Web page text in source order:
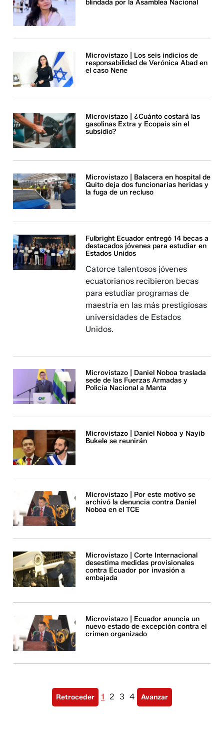
blindada por la Asamblea Nacional
Microvistazo | Los seis indicios de
responsabilidad de Verónica Abad en
el caso Nene
Microvistazo | ¿Cuánto costará las
gasolinas Extra y Ecopaís sin el
subsidio?
Microvistazo | Balacera en hospital de
Quito deja dos funcionarias heridas y
la fuga de un recluso
Fulbright Ecuador entregó 14 becas a
destacados jóvenes para estudiar en
Estados Unidos
Catorce talentosos jóvenes
ecuatorianos recibieron becas
para estudiar programas de
maestría en las más prestigiosas
universidades de Estados
Unidos.
Microvistazo | Daniel Noboa traslada
sede de las Fuerzas Armadas y
Policía Nacional a Manta
Microvistazo | Daniel Noboa y Nayib
Bukele se reunirán
Microvistazo | Por este motivo se
archivó la denuncia contra Daniel
Noboa en el TCE
Microvistazo | Corte Internacional
desestima medidas provisionales
contra Ecuador por invasión a
embajada
Microvistazo | Ecuador anuncia un
nuevo estado de excepción contra el
crimen organizado
Retroceder 1 2 3 4 Avanzar